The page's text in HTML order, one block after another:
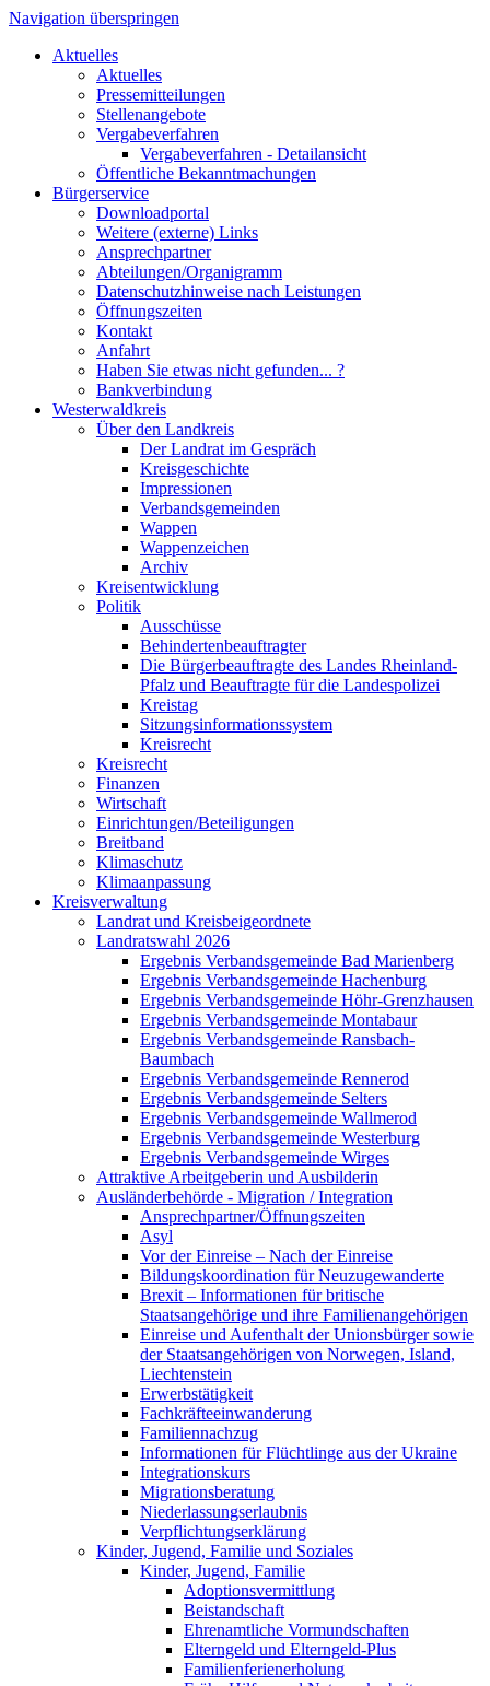
Navigation überspringen
Aktuelles
Aktuelles
Pressemitteilungen
Stellenangebote
Vergabeverfahren
Vergabeverfahren - Detailansicht
Öffentliche Bekanntmachungen
Bürgerservice
Downloadportal
Weitere (externe) Links
Ansprechpartner
Abteilungen/Organigramm
Datenschutzhinweise nach Leistungen
Öffnungszeiten
Kontakt
Anfahrt
Haben Sie etwas nicht gefunden... ?
Bankverbindung
Westerwaldkreis
Über den Landkreis
Der Landrat im Gespräch
Kreisgeschichte
Impressionen
Verbandsgemeinden
Wappen
Wappenzeichen
Archiv
Kreisentwicklung
Politik
Ausschüsse
Behindertenbeauftragter
Die Bürgerbeauftragte des Landes Rheinland-
Pfalz und Beauftragte für die Landespolizei
Kreistag
Sitzungsinformationssystem
Kreisrecht
Kreisrecht
Finanzen
Wirtschaft
Einrichtungen/Beteiligungen
Breitband
Klimaschutz
Klimaanpassung
Kreisverwaltung
Landrat und Kreisbeigeordnete
Landratswahl 2026
Ergebnis Verbandsgemeinde Bad Marienberg
Ergebnis Verbandsgemeinde Hachenburg
Ergebnis Verbandsgemeinde Höhr-Grenzhausen
Ergebnis Verbandsgemeinde Montabaur
Ergebnis Verbandsgemeinde Ransbach-
Baumbach
Ergebnis Verbandsgemeinde Rennerod
Ergebnis Verbandsgemeinde Selters
Ergebnis Verbandsgemeinde Wallmerod
Ergebnis Verbandsgemeinde Westerburg
Ergebnis Verbandsgemeinde Wirges
Attraktive Arbeitgeberin und Ausbilderin
Ausländerbehörde - Migration / Integration
Ansprechpartner/Öffnungszeiten
Asyl
Vor der Einreise – Nach der Einreise
Bildungskoordination für Neuzugewanderte
Brexit – Informationen für britische
Staatsangehörige und ihre Familienangehörigen
Einreise und Aufenthalt der Unionsbürger sowie
der Staatsangehörigen von Norwegen, Island,
Liechtenstein
Erwerbstätigkeit
Fachkräfteeinwanderung
Familiennachzug
Informationen für Flüchtlinge aus der Ukraine
Integrationskurs
Migrationsberatung
Niederlassungserlaubnis
Verpflichtungserklärung
Kinder, Jugend, Familie und Soziales
Kinder, Jugend, Familie
Adoptionsvermittlung
Beistandschaft
Ehrenamtliche Vormundschaften
Elterngeld und Elterngeld-Plus
Familienferienerholung